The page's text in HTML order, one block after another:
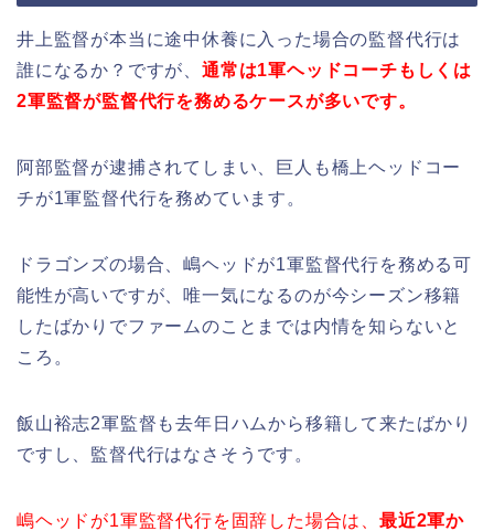
井上監督が本当に途中休養に入った場合の監督代行は
誰になるか？ですが、 通常は1軍ヘッドコーチもしくは
2軍監督が監督代行を務めるケースが多いです。
阿部監督が逮捕されてしまい、巨人も橋上ヘッドコー
チが1軍監督代行を務めています。
ドラゴンズの場合、嶋ヘッドが1軍監督代行を務める可
能性が高いですが、唯一気になるのが今シーズン移籍
したばかりでファームのことまでは内情を知らないと
ころ。
飯山裕志2軍監督も去年日ハムから移籍して来たばかり
ですし、監督代行はなさそうです。
嶋ヘッドが1軍監督代行を固辞した場合は、最近2軍か